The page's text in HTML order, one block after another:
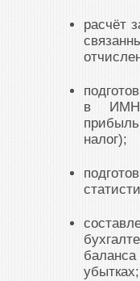
расчёт
в
налог);
убытках;